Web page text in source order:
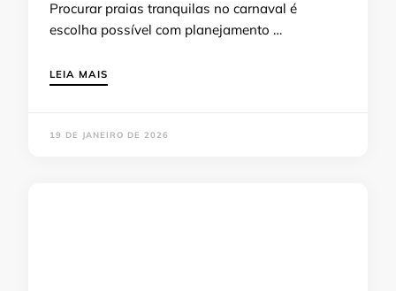
Procurar praias tranquilas no carnaval é
escolha possível com planejamento …
LEIA MAIS
19 DE JANEIRO DE 2026